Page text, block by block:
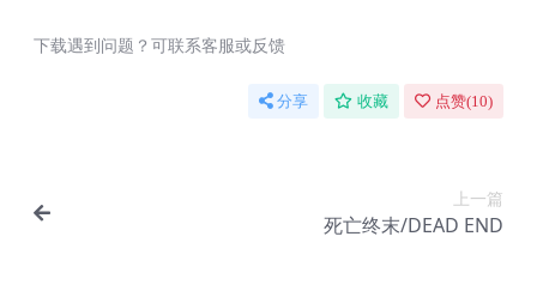
下载遇到问题？可联系客服或反馈
分享 收藏 点赞(10)
上一篇
死亡终末/DEAD END